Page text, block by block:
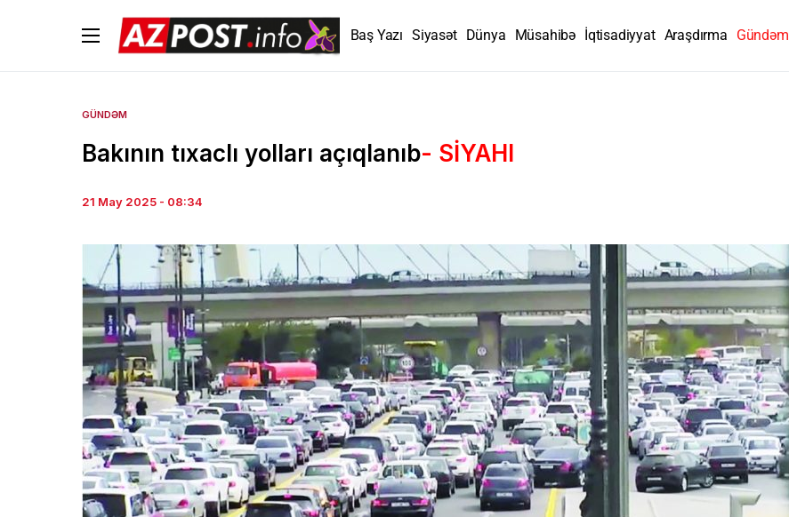
Baş Yazı Siyasət Dünya Müsahibə İqtisadiyyat Araşdırma Gündəm
GÜNDƏM
Bakının tıxaclı yolları açıqlanıb- SİYAHI
21 May 2025 - 08:34